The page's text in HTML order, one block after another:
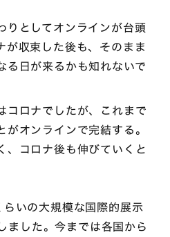
りとしてオンラインが台頭
が収束した後も、そのまま
る日が来るかも知れないで
コロナでしたが、これまで
オンラインで完結する。
、コロナ後も伸びていくと
いの大規模な国際的展示
した。今までは各国から